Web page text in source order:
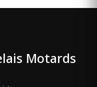
Motards